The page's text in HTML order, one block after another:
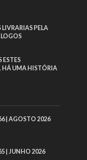
LIVRARIAS PELA
ESTES
HÁ UMA HISTÓRIA
| AGOSTO 2026
| JUNHO 2026